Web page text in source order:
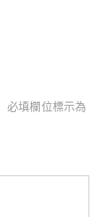
必填欄位標示為